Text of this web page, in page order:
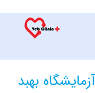
بهبد